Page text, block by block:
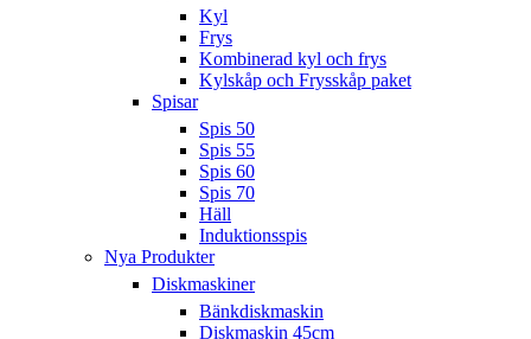
Kyl
Frys
Kombinerad kyl och frys
Kylskåp och Frysskåp paket
Spisar
Spis 50
Spis 55
Spis 60
Spis 70
Häll
Induktionsspis
Nya Produkter
Diskmaskiner
Bänkdiskmaskin
Diskmaskin 45cm